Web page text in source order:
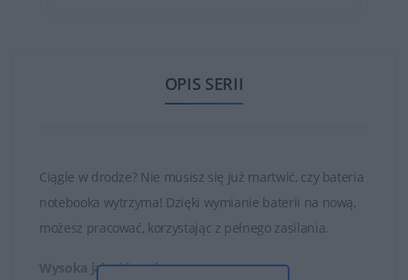
OPIS SERII
Ciągle w drodze? Nie musisz się już martwić, czy bateria
notebooka wytrzyma! Dzięki wymianie baterii na nową,
możesz pracować, korzystając z pełnego zasilania.
Wysoka jakość ogniw